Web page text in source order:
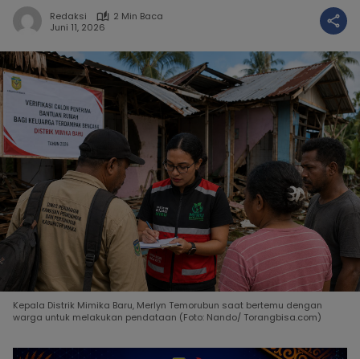
Redaksi
2 Min Baca
Juni 11, 2026
Kepala Distrik Mimika Baru, Merlyn Temorubun saat bertemu dengan
warga untuk melakukan pendataan (Foto: Nando/ Torangbisa.com)